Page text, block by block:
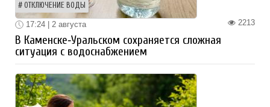
ОТКЛЮЧЕНИЕ ВОДЫ
2213
17:24 | 2 августа
В Каменске‑Уральском сохраняется сложная
ситуация с водоснабжением